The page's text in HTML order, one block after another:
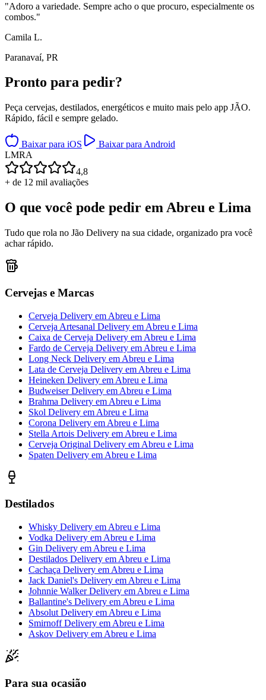
"Adoro a variedade. Sempre acho o que procuro, especialmente os
combos."
Camila L.
Paranavaí, PR
Pronto para pedir?
Peça cervejas, destilados, energéticos e muito mais pelo app JÃO.
Rápido, fácil e sempre gelado.
Baixar para iOS
Baixar para Android
LMRA
4,8
+ de 12 mil avaliações
O que você pode pedir emAbreu e Lima
Tudo que rola no Jão Delivery na sua cidade, organizado pra você
achar rápido.
Cervejas e Marcas
Cerveja Delivery em Abreu e Lima
Cerveja Artesanal Delivery em Abreu e Lima
Caixa de Cerveja Delivery em Abreu e Lima
Fardo de Cerveja Delivery em Abreu e Lima
Long Neck Delivery em Abreu e Lima
Lata de Cerveja Delivery em Abreu e Lima
Heineken Delivery em Abreu e Lima
Budweiser Delivery em Abreu e Lima
Brahma Delivery em Abreu e Lima
Skol Delivery em Abreu e Lima
Corona Delivery em Abreu e Lima
Stella Artois Delivery em Abreu e Lima
Cerveja Original Delivery em Abreu e Lima
Spaten Delivery em Abreu e Lima
Destilados
Whisky Delivery em Abreu e Lima
Vodka Delivery em Abreu e Lima
Gin Delivery em Abreu e Lima
Destilados Delivery em Abreu e Lima
Cachaça Delivery em Abreu e Lima
Jack Daniel's Delivery em Abreu e Lima
Johnnie Walker Delivery em Abreu e Lima
Ballantine's Delivery em Abreu e Lima
Absolut Delivery em Abreu e Lima
Smirnoff Delivery em Abreu e Lima
Askov Delivery em Abreu e Lima
Para sua ocasião